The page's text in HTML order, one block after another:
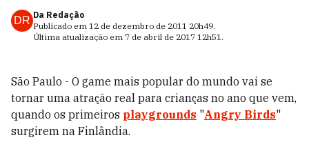
DR Da Redação
Publicado em 12 de dezembro de 2011 20h49.
Última atualização em 7 de abril de 2017 12h51.
São Paulo - O game mais popular do mundo vai se
tornar uma atração real para crianças no ano que vem,
quando os primeiros playgrounds "Angry Birds"
surgirem na Finlândia.